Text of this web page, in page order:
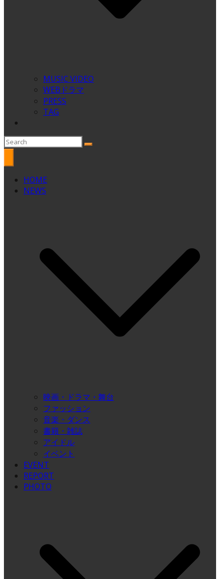
MUSIC VIDEO
WEBドラマ
PRESS
TAG
HOME
NEWS
映画・ドラマ・舞台
ファッション
音楽・ダンス
書籍・雑誌
アイドル
イベント
EVENT
REPORT
PHOTO